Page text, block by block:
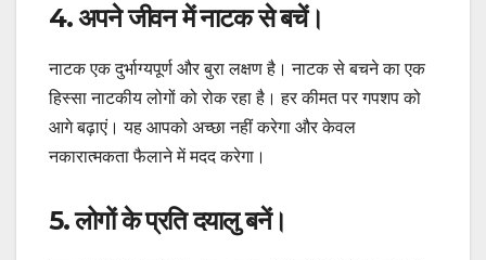
4. अपने जीवन में नाटक से बचें।
नाटक एक दुर्भाग्यपूर्ण और बुरा लक्षण है। नाटक से बचने का एक
हिस्सा नाटकीय लोगों को रोक रहा है। हर कीमत पर गपशप को
आगे बढ़ाएं। यह आपको अच्छा नहीं करेगा और केवल
नकारात्मकता फैलाने में मदद करेगा।
5. लोगों के प्रति दयालु बनें।